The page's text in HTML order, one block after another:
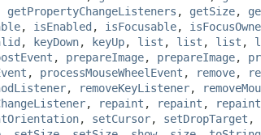
getPropertyChangeListeners , getSize,
, isEnabled , isFocusable,
, keyDown, keyUp, list , list , list ,
, prepareImage, prepareImage,
, processMouseWheelEvent , remove,
, removeKeyListener,
, repaint , repaint , repaint
, setCursor, setDropTarget ,